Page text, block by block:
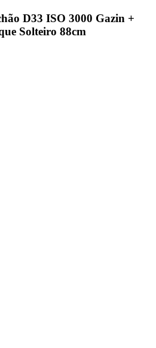
D33 ISO 3000 Gazin +
Solteiro 88cm